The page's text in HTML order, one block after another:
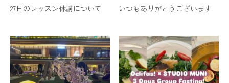
27日のレッスン休講について
いつもありがとうございます